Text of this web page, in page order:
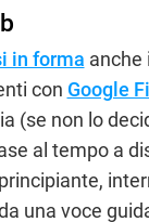
in forma anche
con Google
(se non lo
al tempo a
una voce